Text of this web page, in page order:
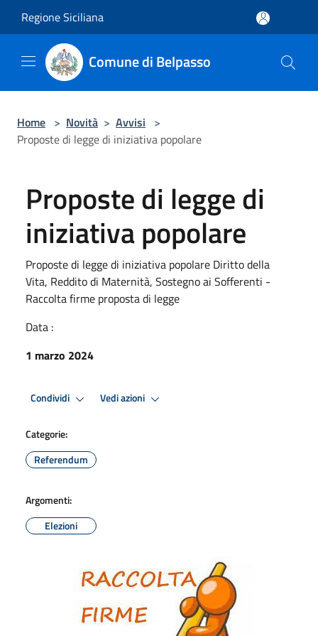
Regione Siciliana
Comune di Belpasso
Home > Novità > Avvisi >
Proposte di legge di iniziativa popolare
Proposte di legge di
iniziativa popolare
Proposte di legge di iniziativa popolare Diritto della
Vita, Reddito di Maternità, Sostegno ai Sofferenti -
Raccolta firme proposta di legge
Data :
1 marzo 2024
Condividi Vedi azioni
Categorie:
Referendum
Argomenti:
Elezioni